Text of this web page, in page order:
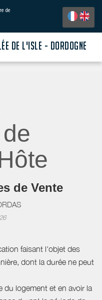
de
DE L'ISLE - DORDOGNE
de Vente
faisant l'objet des
dont la durée ne peut
du logement et en avoir la